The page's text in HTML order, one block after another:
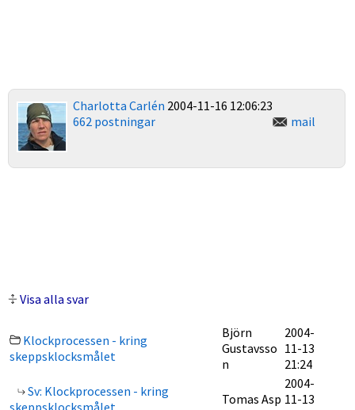
Charlotta Carlén 2004-11-16 12:06:23
662 postningar
mail
Visa alla svar
Klockprocessen - kring
skeppsklocksmålet
Björn
Gustavsso
n
2004-
11-13
21:24
Sv: Klockprocessen - kring
skeppsklocksmålet
Tomas Asp
2004-
11-13